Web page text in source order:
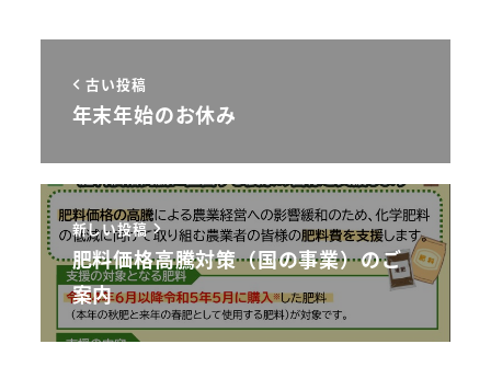
古い投稿
年末年始のお休み
新しい投稿
肥料価格高騰対策（国の事業）のご
案内